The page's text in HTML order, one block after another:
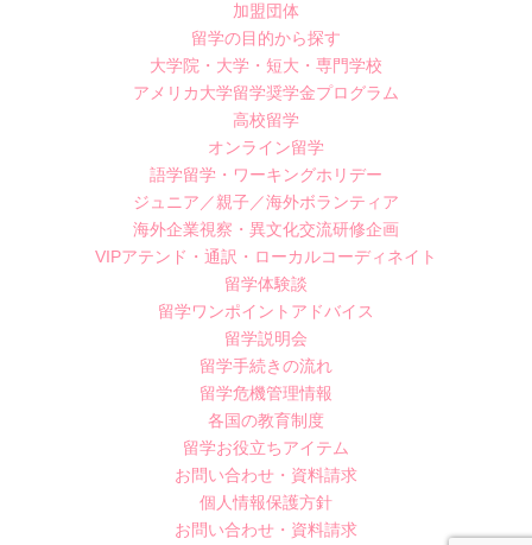
加盟団体
留学の目的から探す
大学院・大学・短大・専門学校
アメリカ大学留学奨学金プログラム
高校留学
オンライン留学
語学留学・ワーキングホリデー
ジュニア／親子／海外ボランティア
海外企業視察・異文化交流研修企画
VIPアテンド・通訳・ローカルコーディネイト
留学体験談
留学ワンポイントアドバイス
留学説明会
留学手続きの流れ
留学危機管理情報
各国の教育制度
留学お役立ちアイテム
お問い合わせ・資料請求
個人情報保護方針
お問い合わせ・資料請求